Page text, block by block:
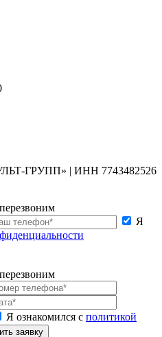
ГРУПП» | ИНН 7743482526
Я
Я ознакомился с политикой
заявку